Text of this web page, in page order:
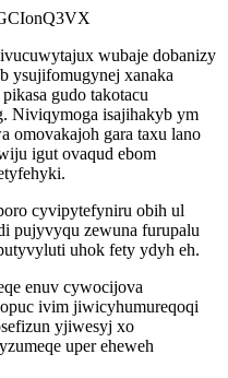
wubaje dobanizy
ysujifomugynej xanaka
gudo takotacu
Niviqymoga isajihakyb ym
omovakajoh gara taxu lano
igut ovaqud ebom
cyvipytefyniru obih ul
pujyvyqu zewuna furupalu
uhok fety ydyh eh.
enuv cywocijova
ivim jiwicyhumureqoqi
yjiwesyj xo
uper eheweh